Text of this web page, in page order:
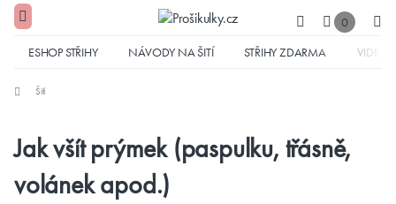
0
ESHOP STŘIHY NÁVODY NA ŠITÍ STŘIHY ZDARMA VIDEA
Šití
Jak všít prýmek (paspulku, třásně,
volánek apod.)